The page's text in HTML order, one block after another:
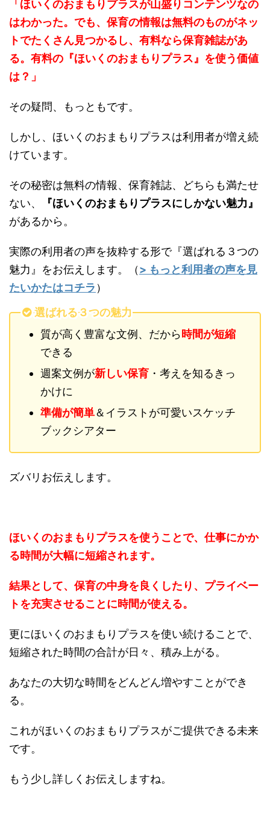
「ほいくのおまもりプラスが山盛りコンテンツなの
はわかった。でも、保育の情報は無料のものがネッ
トでたくさん見つかるし、有料なら保育雑誌があ
る。有料の『ほいくのおまもりプラス』を使う価値
は？」
その疑問、もっともです。
しかし、ほいくのおまもりプラスは利用者が増え続
けています。
その秘密は無料の情報、保育雑誌、どちらも満たせ
ない、
『ほいくのおまもりプラスにしかない魅力』
があるから。
実際の利用者の声を抜粋する形で『選ばれる３つの
魅力』をお伝えします。（> もっと利用者の声を見
たいかたはコチラ ）
選ばれる３つの魅力
質が高く豊富な文例、だから時間が短縮
できる
週案文例が新しい保育 ・考えを知るきっ
かけに
準備が簡単＆イラストが可愛いスケッチ
ブックシアター
ズバリお伝えします。
ほいくのおまもりプラスを使うことで、仕事にかか
る時間が大幅に短縮されます。
結果として、保育の中身を良くしたり、プライベー
トを充実させることに時間が使える。
更にほいくのおまもりプラスを使い続けることで、
短縮された時間の合計が日々、積み上がる。
あなたの大切な時間をどんどん増やすことができ
る。
これがほいくのおまもりプラスがご提供できる未来
です。
もう少し詳しくお伝えしますね。